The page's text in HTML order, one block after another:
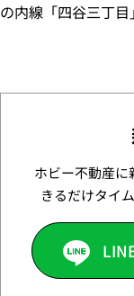
の内線「四谷三丁
ホビー不動産
きるだけタイ